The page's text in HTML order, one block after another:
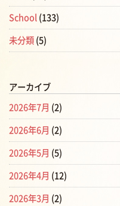
School (133)
未分類 (5)
アーカイブ
2026年7月 (2)
2026年6月 (2)
2026年5月 (5)
2026年4月 (12)
2026年3月 (2)